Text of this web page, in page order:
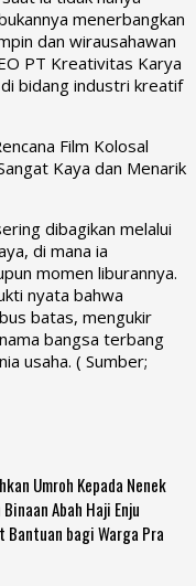
menerbangkan
dan wirausahawan
PT Kreativitas Karya
bidang industri kreatif
Film Kolosal
Kaya dan Menarik
dibagikan melalui
di mana ia
momen liburannya.
nyata bahwa
batas, mengukir
bangsa terbang
usaha. ( Sumber;
Umroh Kepada Nenek
Abah Haji Enju
Bantuan bagi Warga Pra